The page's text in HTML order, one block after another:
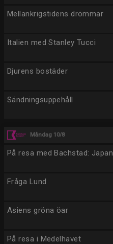
Mellankrigstidens drömmar
Italien med Stanley Tucci
Djurens bostäder
Sändningsuppehåll
Måndag 10/8
På resa med Bachstad: Japan
Fråga Lund
Asiens gröna öar
På resa i Medelhavet